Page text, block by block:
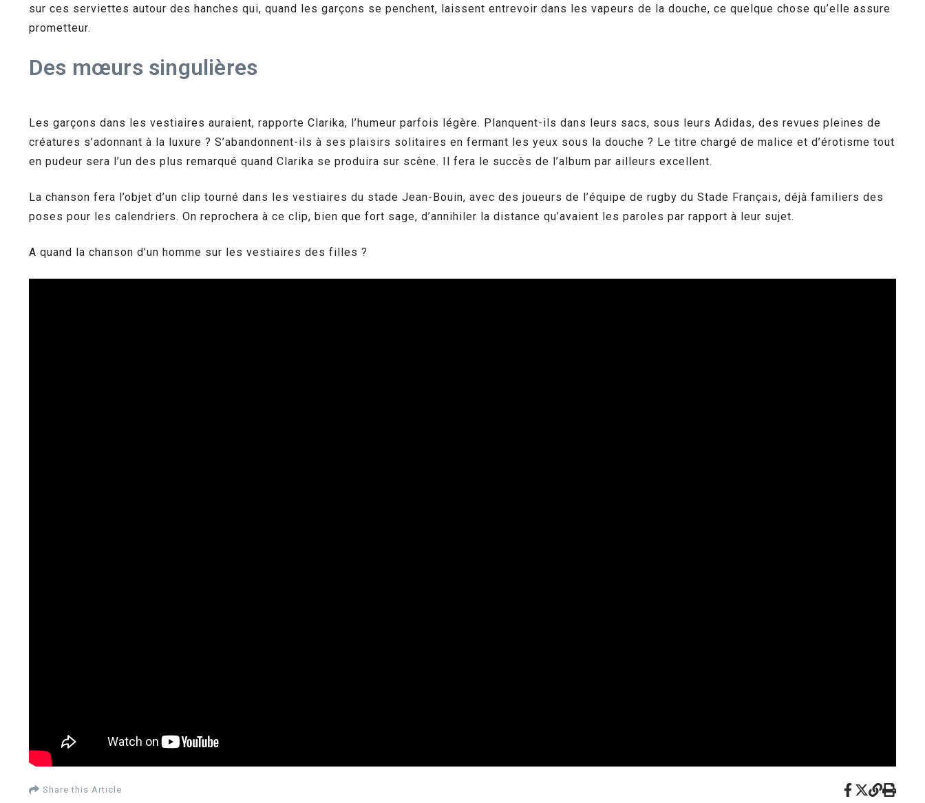
sur ces serviettes autour des hanches qui, quand les garçons se penchent, laissent entrevoir dans les vapeurs de la douche, ce quelque chose qu’elle assure
prometteur.
Des mœurs singulières
Les garçons dans les vestiaires auraient, rapporte Clarika, l’humeur parfois légère. Planquent-ils dans leurs sacs, sous leurs Adidas, des revues pleines de
créatures s’adonnant à la luxure ? S’abandonnent-ils à ses plaisirs solitaires en fermant les yeux sous la douche ? Le titre chargé de malice et d’érotisme tout
en pudeur sera l’un des plus remarqué quand Clarika se produira sur scène. Il fera le succès de l’album par ailleurs excellent.
La chanson fera l’objet d’un clip tourné dans les vestiaires du stade Jean-Bouin, avec des joueurs de l’équipe de rugby du Stade Français, déjà familiers des
poses pour les calendriers. On reprochera à ce clip, bien que fort sage, d’annihiler la distance qu’avaient les paroles par rapport à leur sujet.
A quand la chanson d’un homme sur les vestiaires des filles ?
Share this Article